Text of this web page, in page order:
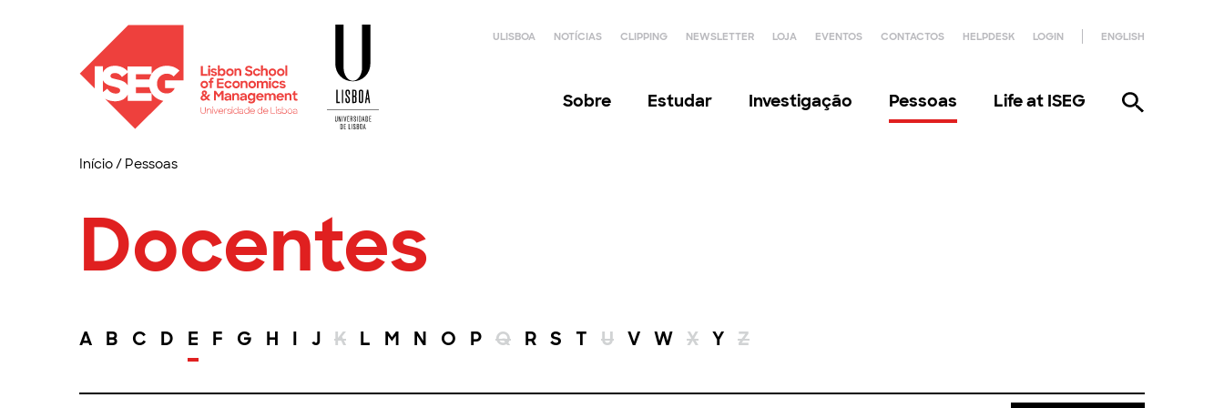
ULISBOA NOTÍCIAS CLIPPING NEWSLETTER LOJA EVENTOS CONTACTOS HELPDESK LOGIN ENGLISH
Sobre Estudar Investigação Pessoas Life at ISEG
Início/ Pessoas
Docentes
A B C D E F G H I J K L M N O P Q R S T U V W X Y Z